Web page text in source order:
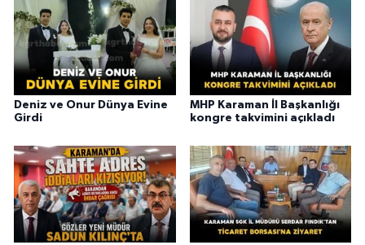
Deniz ve Onur Dünya Evine
Girdi
MHP Karaman İl Başkanlığı
kongre takvimini açıkladı